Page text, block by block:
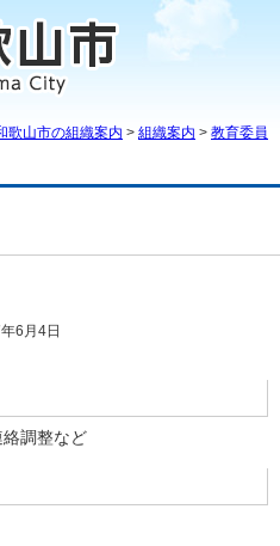
歌山市の組織案内 > 組織案内 > 教育委員
6月4日
調整など